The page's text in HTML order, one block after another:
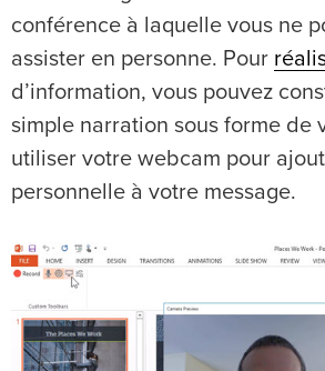
conférence à laquelle vous ne
assister en personne. Pour
d’information, vous pouvez
simple narration sous forme de
utiliser votre webcam pour
personnelle à votre message.